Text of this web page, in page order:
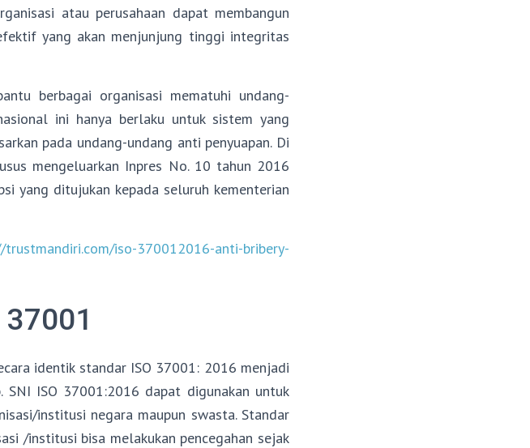
atau perusahaan dapat membangun
yang akan menjunjung tinggi integritas
berbagai organisasi mematuhi undang-
ini hanya berlaku untuk sistem yang
pada undang-undang anti penyuapan. Di
mengeluarkan Inpres No. 10 tahun 2016
yang ditujukan kepada seluruh kementerian
iso-370012016-anti-bribery-
identik standar ISO 37001: 2016 menjadi
SNI ISO 37001:2016 dapat digunakan untuk
institusi negara maupun swasta. Standar
/institusi bisa melakukan pencegahan sejak